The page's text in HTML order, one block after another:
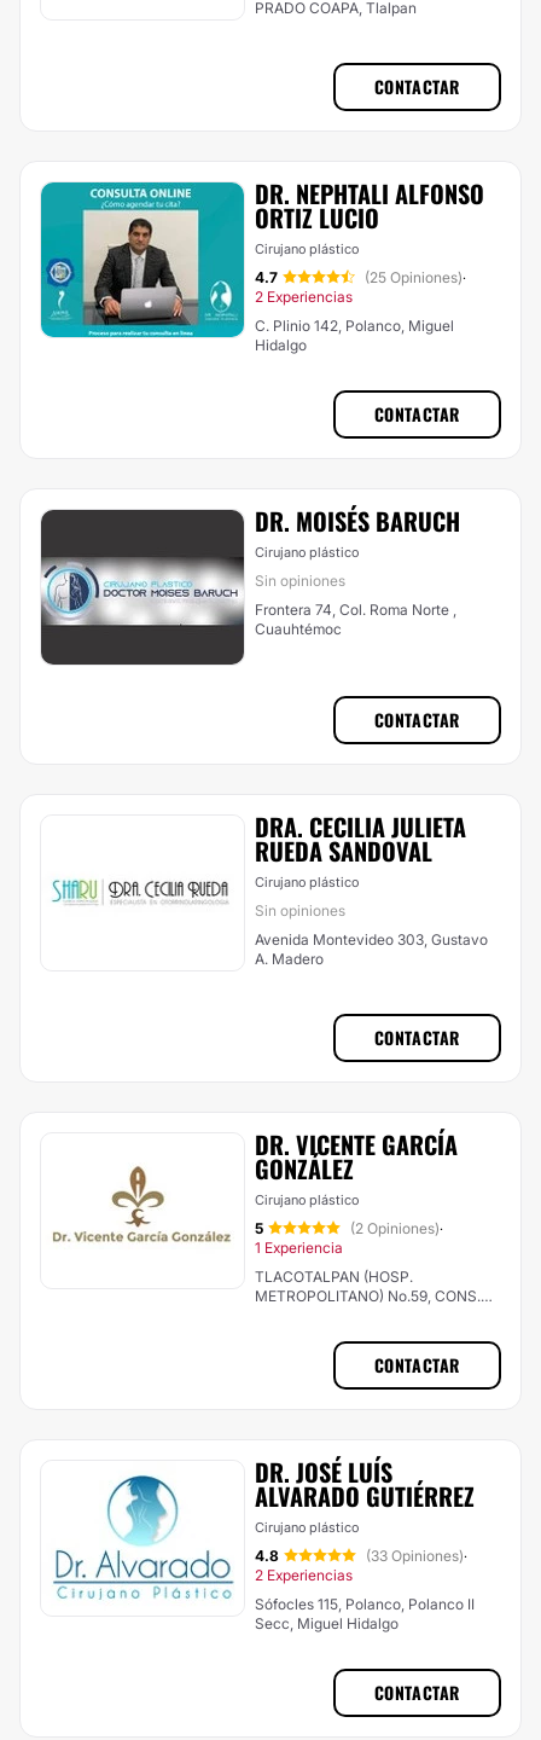
PRADO COAPA, Tlalpan
CONTACTAR
DR. NEPHTALI ALFONSO
ORTIZ LUCIO
Cirujano plástico
4.7 (25 Opiniones)·
2 Experiencias
C. Plinio 142, Polanco, Miguel
Hidalgo
CONTACTAR
DR. MOISÉS BARUCH
Cirujano plástico
Sin opiniones
Frontera 74, Col. Roma Norte ,
Cuauhtémoc
CONTACTAR
DRA. CECILIA JULIETA
RUEDA SANDOVAL
Cirujano plástico
Sin opiniones
Avenida Montevideo 303, Gustavo
A. Madero
CONTACTAR
DR. VICENTE GARCÍA
GONZÁLEZ
Cirujano plástico
5 (2 Opiniones)·
1 Experiencia
TLACOTALPAN (HOSP.
METROPOLITANO) No.59, CONS.
CONTACTAR
DR. JOSÉ LUÍS
ALVARADO GUTIÉRREZ
Cirujano plástico
4.8 (33 Opiniones)·
2 Experiencias
Sófocles 115, Polanco, Polanco II
Secc, Miguel Hidalgo
CONTACTAR